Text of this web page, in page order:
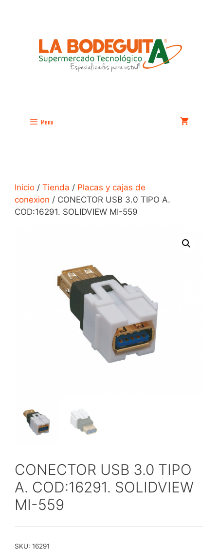
Menu
Inicio / Tienda / Placas y cajas de
conexion / CONECTOR USB 3.0 TIPO A.
COD:16291. SOLIDVIEW MI-559
CONECTOR USB 3.0 TIPO
A. COD:16291. SOLIDVIEW
MI-559
SKU: 16291